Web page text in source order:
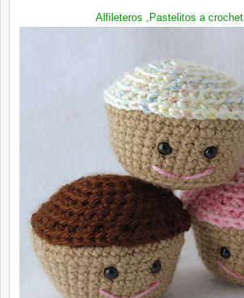
Alfileteros ,Pastelitos a crochet